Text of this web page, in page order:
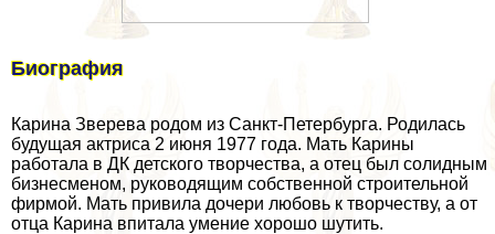
Биография
Карина Зверева родом из Санкт-Петербурга. Родилась
будущая актриса 2 июня 1977 года. Мать Карины
работала в ДК детского творчества, а отец был солидным
бизнесменом, руководящим собственной строительной
фирмой. Мать привила дочери любовь к творчеству, а от
отца Карина впитала умение хорошо шутить.